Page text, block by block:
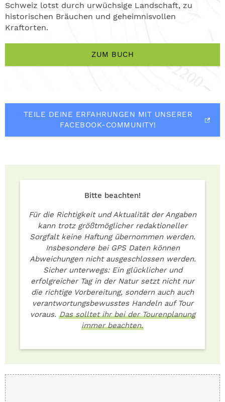
Schweiz lotst durch urwüchsige Landschaft, zu
historischen Bräuchen und geheimnisvollen
Kraftorten.
ZUM BUCH
TEILE DEINE ERFAHRUNGEN MIT UNSERER
FACEBOOK-COMMUNITY!
Bitte beachten!
Für die Richtigkeit und Aktualität der Angaben
kann trotz größtmöglicher redaktioneller
Sorgfalt keine Haftung übernommen werden.
Insbesondere bei GPS Daten können
Abweichungen nicht ausgeschlossen werden.
Sicher unterwegs: Ein glücklicher und
erfolgreicher Tag in der Natur setzt nicht nur
die richtige Vorbereitung, sondern auch auch
verantwortungsbewusstes Handeln auf Tour
voraus. Das solltet ihr bei der Tourenplanung
immer beachten.